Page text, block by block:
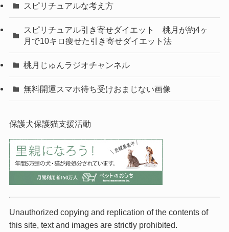
スピリチュアルな考え方
スピリチュアル引き寄せダイエット 桃月が約4ヶ
月で10キロ痩せた引き寄せダイエット法
桃月じゅんラジオチャンネル
無料開運スマホ待ち受けおまじない画像
保護犬保護猫支援活動
Unauthorized copying and replication of the contents of
this site, text and images are strictly prohibited.